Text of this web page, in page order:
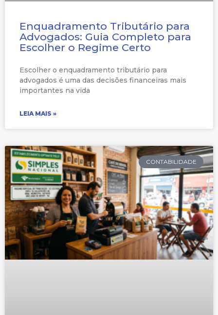
Enquadramento Tributário para
Advogados: Guia Completo para
Escolher o Regime Certo
Escolher o enquadramento tributário para
advogados é uma das decisões financeiras mais
importantes na vida
LEIA MAIS »
CONTABILIDADE